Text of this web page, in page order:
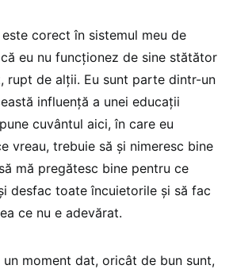
corect în sistemul meu de
eu nu funcționez de sine stătător
rupt de alții. Eu sunt parte dintr-un
influență a unei educații
cuvântul aici, în care eu
vreau, trebuie să și nimeresc bine
mă pregătesc bine pentru ce
desfac toate încuietorile și să fac
ce nu e adevărat.
moment dat, oricât de bun sunt,